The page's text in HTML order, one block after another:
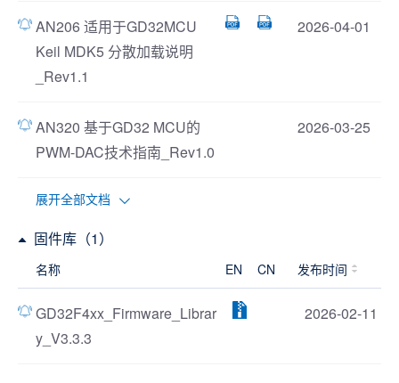
AN206 适用于GD32MCU
Keil MDK5 分散加载说明
_Rev1.1
2026-04-01
AN320 基于GD32 MCU的
PWM-DAC技术指南_Rev1.0
2026-03-25
展开全部文档
固件库（1）
名称 EN CN 发布时间
GD32F4xx_Firmware_Librar
y_V3.3.3
2026-02-11